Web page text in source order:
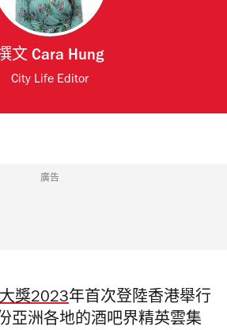
文 Cara Hung
City Life Editor
廣告
獎2023年首次登陸香港舉行
亞洲各地的酒吧界精英雲集